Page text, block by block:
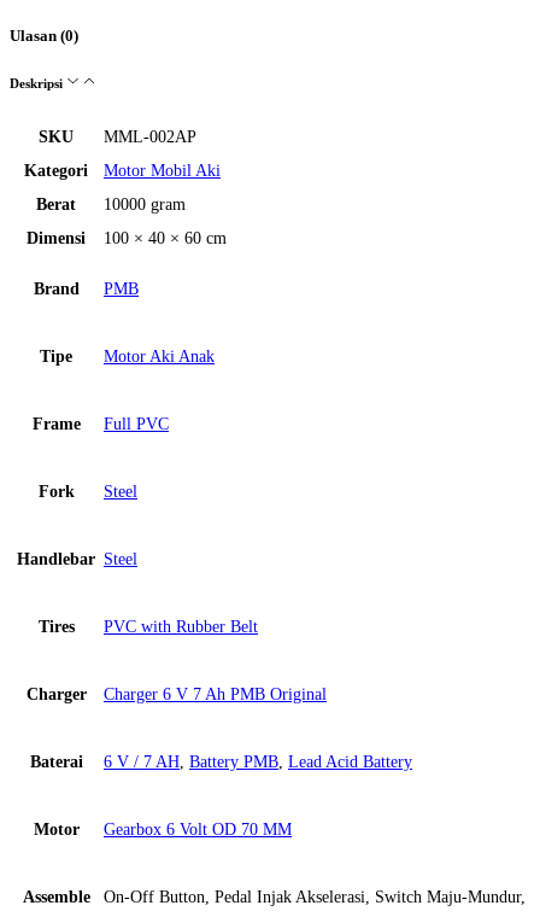
Ulasan (0)
Deskripsi
SKU
MML-002AP
Kategori
Motor Mobil Aki
Berat
10000 gram
Dimensi
100 × 40 × 60 cm
Brand PMB
Tipe Motor Aki Anak
Frame Full PVC
Fork Steel
Handlebar Steel
Tires PVC with Rubber Belt
Charger Charger 6 V 7 Ah PMB Original
Baterai 6 V / 7 AH, Battery PMB, Lead Acid Battery
Motor Gearbox 6 Volt OD 70 MM
Assemble On-Off Button, Pedal Injak Akselerasi, Switch Maju-Mundur,